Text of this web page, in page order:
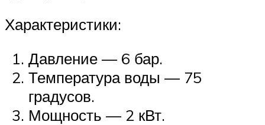
Характеристики:
Давление — 6 бар.
Температура воды — 75
градусов.
Мощность — 2 кВт.